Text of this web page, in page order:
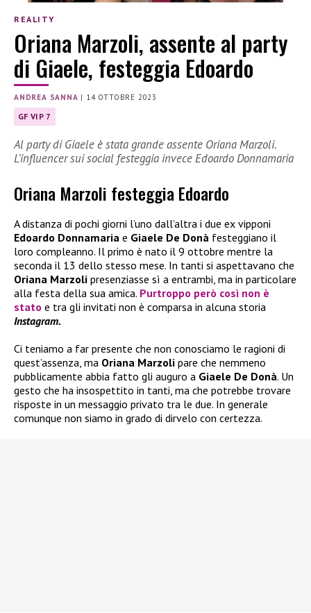
REALITY
Oriana Marzoli, assente al party
di Giaele, festeggia Edoardo
ANDREA SANNA | 14 OTTOBRE 2023
GF VIP 7
Al party di Giaele è stata grande assente Oriana Marzoli.
L’influencer sui social festeggia invece Edoardo Donnamaria
Oriana Marzoli festeggia Edoardo
A distanza di pochi giorni l’uno dall’altra i due ex vipponi
Edoardo Donnamaria e Giaele De Donà festeggiano il
loro compleanno. Il primo è nato il 9 ottobre mentre la
seconda il 13 dello stesso mese. In tanti si aspettavano che
Oriana Marzoli presenziasse sì a entrambi, ma in particolare
alla festa della sua amica. Purtroppo però così non è
stato e tra gli invitati non è comparsa in alcuna storia
Instagram.
Ci teniamo a far presente che non conosciamo le ragioni di
quest’assenza, ma Oriana Marzoli pare che nemmeno
pubblicamente abbia fatto gli auguro a Giaele De Donà. Un
gesto che ha insospettito in tanti, ma che potrebbe trovare
risposte in un messaggio privato tra le due. In generale
comunque non siamo in grado di dirvelo con certezza.